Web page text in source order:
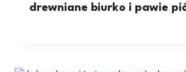
drewniane biurko i pawie